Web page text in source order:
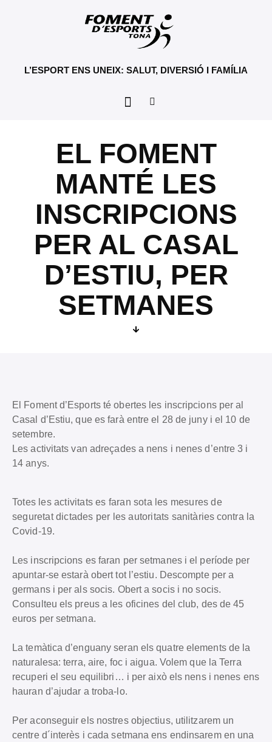
L’ESPORT ENS UNEIX: SALUT, DIVERSIÓ I FAMÍLIA
EL FOMENT
MANTÉ LES
INSCRIPCIONS
PER AL CASAL
D’ESTIU, PER
SETMANES
El Foment d’Esports té obertes les inscripcions per al
Casal d’Estiu, que es farà entre el 28 de juny i el 10 de
setembre.
Les activitats van adreçades a nens i nenes d’entre 3 i
14 anys.
Totes les activitats es faran sota les mesures de
seguretat dictades per les autoritats sanitàries contra la
Covid-19.
Les inscripcions es faran per setmanes i el període per
apuntar-se estarà obert tot l’estiu. Descompte per a
germans i per als socis. Obert a socis i no socis.
Consulteu els preus a les oficines del club, des de 45
euros per setmana.
La temàtica d’enguany seran els quatre elements de la
naturalesa: terra, aire, foc i aigua. Volem que la Terra
recuperi el seu equilibri… i per això els nens i nenes ens
hauran d’ajudar a troba-lo.
Per aconseguir els nostres objectius, utilitzarem un
centre d´interès i cada setmana ens endinsarem en una